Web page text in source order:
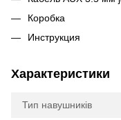
Коробка
Инструкция
Характеристики
Тип навушників